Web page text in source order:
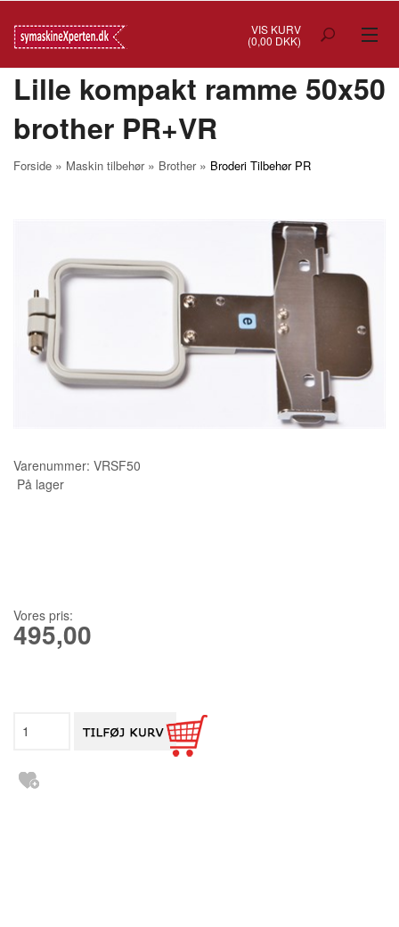
VIS KURV
(0,00 DKK)
TILBUD
SYMASKINER
INDUSTRI
BRUGTE/DEMO
MASKIN TILBEHØR
SYTILBEHØR
SCANNCUT
Lille kompakt ramme 50x50
brother PR+VR
Forside » Maskin tilbehør» Brother» Broderi Tilbehør PR
Varenummer: VRSF50
På lager
Vores pris:
495,00